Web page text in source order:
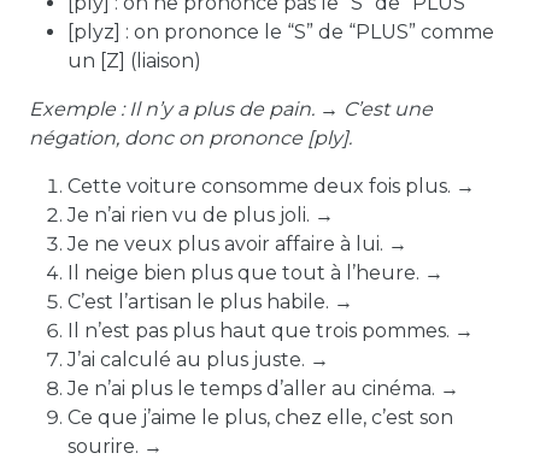
[plyz] : on prononce le “S” de “PLUS” comme
un [Z] (liaison)
Exemple :Il n’y a plus de pain. → C’est une
négation, donc on prononce [ply].
Cette voiture consomme deux fois plus. →
Je n’ai rien vu de plus joli. →
Je ne veux plus avoir affaire à lui. →
Il neige bien plus que tout à l’heure. →
C’est l’artisan le plus habile. →
Il n’est pas plus haut que trois pommes. →
J’ai calculé au plus juste. →
Je n’ai plus le temps d’aller au cinéma. →
Ce que j’aime le plus, chez elle, c’est son
sourire. →